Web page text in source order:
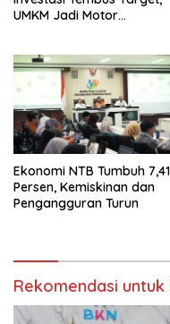
UMKM Jadi Motor
Ekonomi NTB Tumbuh 7,41
Persen, Kemiskinan dan
Pengangguran Turun
Rekomendasi untuk